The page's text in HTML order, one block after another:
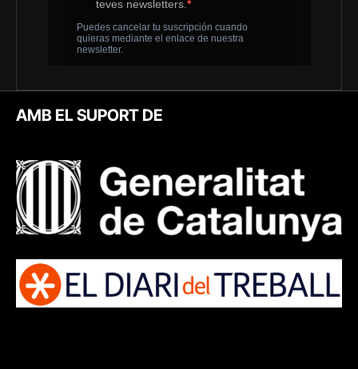
AMB EL SUPORT DE